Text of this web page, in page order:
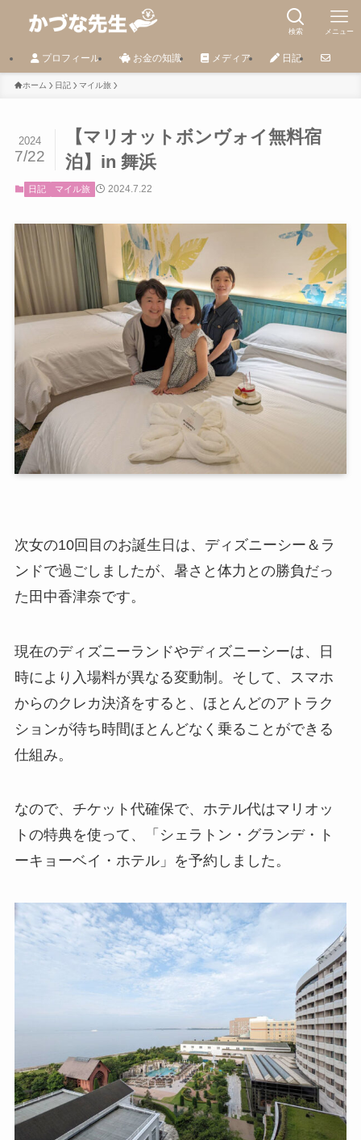
検索 メニュー
プロフィール お金の知識 メディア 日記
ホーム 日記 マイル旅
【マリオットボンヴォイ無料宿
泊】in 舞浜
2024
7/22
日記 マイル旅 2024.7.22
次女の10回目のお誕生日は、ディズニーシー＆ラ
ンドで過ごしましたが、暑さと体力との勝負だっ
た田中香津奈です。
現在のディズニーランドやディズニーシーは、日
時により入場料が異なる変動制。そして、スマホ
からのクレカ決済をすると、ほとんどのアトラク
ションが待ち時間ほとんどなく乗ることができる
仕組み。
なので、チケット代確保で、ホテル代はマリオッ
トの特典を使って、「シェラトン・グランデ・ト
ーキョーベイ・ホテル」を予約しました。